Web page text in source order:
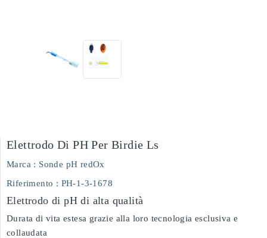
Elettrodo Di PH Per Birdie Ls
Marca : Sonde pH redOx
Riferimento : PH-1-3-1678
Elettrodo di pH di alta qualità
Durata di vita estesa grazie alla loro tecnologia esclusiva e
collaudata